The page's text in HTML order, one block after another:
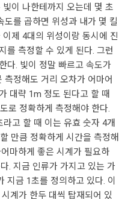
이 나한테까지 오는데 몇 초
를 곱하면 위성과 내가 몇 킬
제 4대의 위성이랑 동시에 진
를 측정할 수 있게 된다. 그런
다. 빛이 정말 빠르고 속도가
정해도 거리 오차가 어마어
대략 1m 정도 된다고 할 때
로 정확하게 측정해야 한다.
고 할 때 이는 유효 숫자 4개
만큼 정확하게 시간을 측정해
마하게 좋은 시계가 필요하
. 지금 인류가 가지고 있는 가
지금 1초를 정의하고 있다. 이
계가 한두 대씩 탑재되어 있